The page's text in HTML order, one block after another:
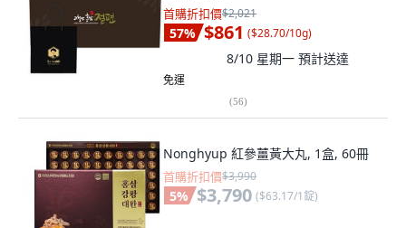
首購折扣價$2,021
57% $861 ($28.70/10g)
8/10 星期一 預計送達
免運
(56)
Nonghyup 紅參薑黃大丸, 1盒, 60冊
首購折扣價$3,990
5% $3,790 ($63.17/1錠)